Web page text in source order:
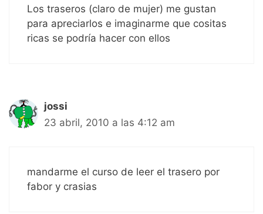
Los traseros (claro de mujer) me gustan
para apreciarlos e imaginarme que cositas
ricas se podría hacer con ellos
jossi
23 abril, 2010 a las 4:12 am
mandarme el curso de leer el trasero por
fabor y crasias